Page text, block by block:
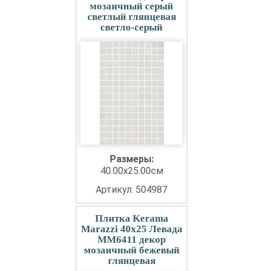
мозаичный серый
светлый глянцевая
светло-серый
Размеры:
40.00x25.00см
Артикул: 504987
Плитка Kerama
Marazzi 40x25 Левада
MM6411 декор
мозаичный бежевый
глянцевая